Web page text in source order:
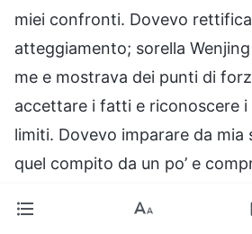
miei confronti. Dovevo
atteggiamento; sorella
me e mostrava dei punti di
accettare i fatti e riconoscere i
limiti. Dovevo imparare da mia
quel compito da un po’ e
potere per aiutarla e